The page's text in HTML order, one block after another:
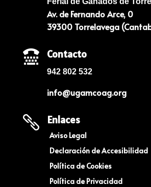
Av. de Fernando Arce, 0
39300 Torrelavega
 Contacto
942 802 532
info@ugamcoag.org
 Enlaces
Aviso Legal
Declaración de Accesibilidad
Política de Cookies
Política de Privacidad